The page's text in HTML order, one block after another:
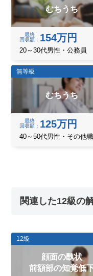
むちうち
最終
回収額
154万円
20～30代男性・公務員
無等級
むちうち
最終
回収額
125万円
40～50代男性・その他
関連した12級の
12級
顔面の醜状
前額部の知覚低